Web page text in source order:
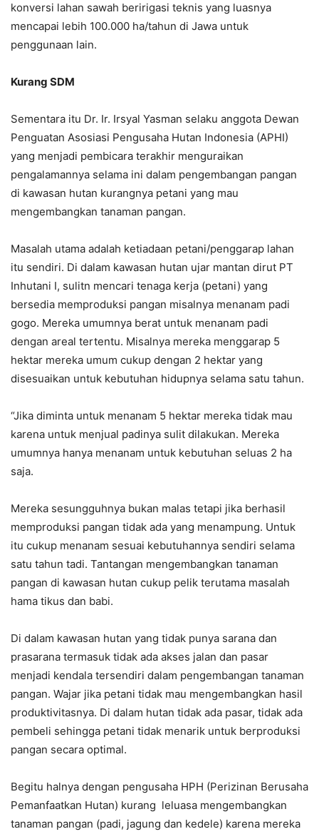
konversi lahan sawah beririgasi teknis yang luasnya
mencapai lebih 100.000 ha/tahun di Jawa untuk
penggunaan lain.
Kurang SDM
Sementara itu Dr. Ir. Irsyal Yasman selaku anggota Dewan
Penguatan Asosiasi Pengusaha Hutan Indonesia (APHI)
yang menjadi pembicara terakhir menguraikan
pengalamannya selama ini dalam pengembangan pangan
di kawasan hutan kurangnya petani yang mau
mengembangkan tanaman pangan.
Masalah utama adalah ketiadaan petani/penggarap lahan
itu sendiri. Di dalam kawasan hutan ujar mantan dirut PT
Inhutani I, sulitn mencari tenaga kerja (petani) yang
bersedia memproduksi pangan misalnya menanam padi
gogo. Mereka umumnya berat untuk menanam padi
dengan areal tertentu. Misalnya mereka menggarap 5
hektar mereka umum cukup dengan 2 hektar yang
disesuaikan untuk kebutuhan hidupnya selama satu tahun.
“Jika diminta untuk menanam 5 hektar mereka tidak mau
karena untuk menjual padinya sulit dilakukan. Mereka
umumnya hanya menanam untuk kebutuhan seluas 2 ha
saja.
Mereka sesungguhnya bukan malas tetapi jika berhasil
memproduksi pangan tidak ada yang menampung. Untuk
itu cukup menanam sesuai kebutuhannya sendiri selama
satu tahun tadi. Tantangan mengembangkan tanaman
pangan di kawasan hutan cukup pelik terutama masalah
hama tikus dan babi.
Di dalam kawasan hutan yang tidak punya sarana dan
prasarana termasuk tidak ada akses jalan dan pasar
menjadi kendala tersendiri dalam pengembangan tanaman
pangan. Wajar jika petani tidak mau mengembangkan hasil
produktivitasnya. Di dalam hutan tidak ada pasar, tidak ada
pembeli sehingga petani tidak menarik untuk berproduksi
pangan secara optimal.
Begitu halnya dengan pengusaha HPH (Perizinan Berusaha
Pemanfaatkan Hutan) kurang leluasa mengembangkan
tanaman pangan (padi, jagung dan kedele) karena mereka